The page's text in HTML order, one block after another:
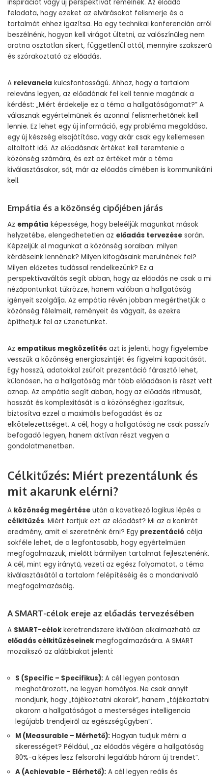
inspirációt vagy új perspektívát remélnek. Az előadó
feladata, hogy ezeket az elvárásokat felismerje és a
tartalmát ehhez igazítsa. Ha egy technikai konferencián arról
beszélnénk, hogyan kell virágot ültetni, az valószínűleg nem
aratna osztatlan sikert, függetlenül attól, mennyire szakszerű
és szórakoztató az előadás.
A relevancia kulcsfontosságú. Ahhoz, hogy a tartalom
releváns legyen, az előadónak fel kell tennie magának a
kérdést: „Miért érdekelje ez a téma a hallgatóságomat?” A
válasznak egyértelműnek és azonnal felismerhetőnek kell
lennie. Ez lehet egy új információ, egy probléma megoldása,
egy új készség elsajátítása, vagy akár csak egy kellemesen
eltöltött idő. Az előadásnak értéket kell teremtenie a
közönség számára, és ezt az értéket már a téma
kiválasztásakor, sőt, már az előadás címében is kommunikálni
kell.
Empátia és a közönség cipőjében járás
Az empátia képessége, hogy beleéljük magunkat mások
helyzetébe, elengedhetetlen az előadás tervezése során.
Képzeljük el magunkat a közönség soraiban: milyen
kérdéseink lennének? Milyen kifogásaink merülnének fel?
Milyen előzetes tudással rendelkezünk? Ez a
perspektívaváltás segít abban, hogy az előadás ne csak a mi
nézőpontunkat tükrözze, hanem valóban a hallgatóság
igényeit szolgálja. Az empátia révén jobban megérthetjük a
közönség félelmeit, reményeit és vágyait, és ezekre
építhetjük fel az üzenetünket.
Az empatikus megközelítés azt is jelenti, hogy figyelembe
vesszük a közönség energiaszintjét és figyelmi kapacitását.
Egy hosszú, adatokkal zsúfolt prezentáció fárasztó lehet,
különösen, ha a hallgatóság már több előadáson is részt vett
aznap. Az empátia segít abban, hogy az előadás ritmusát,
hosszát és komplexitását is a közönséghez igazítsuk,
biztosítva ezzel a maximális befogadást és az
elkötelezettséget. A cél, hogy a hallgatóság ne csak passzív
befogadó legyen, hanem aktívan részt vegyen a
gondolatmenetben.
Célkitűzés: Miért prezentálunk és
mit akarunk elérni?
A közönség megértése után a következő logikus lépés a
célkitűzés. Miért tartjuk ezt az előadást? Mi az a konkrét
eredmény, amit el szeretnénk érni? Egy prezentáció célja
sokféle lehet, de a legfontosabb, hogy egyértelműen
megfogalmazzuk, mielőtt bármilyen tartalmat fejlesztenénk.
A cél, mint egy iránytű, vezeti az egész folyamatot, a téma
kiválasztásától a tartalom felépítéséig és a mondanivaló
megfogalmazásáig.
A SMART-célok ereje az előadás tervezésében
A SMART-célok keretrendszere kiválóan alkalmazható az
előadás célkitűzéseinek megfogalmazására. A SMART
mozaikszó az alábbiakat jelenti:
S (Specific – Specifikus): A cél legyen pontosan
meghatározott, ne legyen homályos. Ne csak annyit
mondjunk, hogy „tájékoztatni akarok”, hanem „tájékoztatni
akarom a hallgatóságot a mesterséges intelligencia
legújabb trendjeiről az egészségügyben”.
M (Measurable – Mérhető): Hogyan tudjuk mérni a
sikerességet? Például, „az előadás végére a hallgatóság
80%-a képes lesz felsorolni legalább három új trendet”.
A (Achievable – Elérhető): A cél legyen reális és